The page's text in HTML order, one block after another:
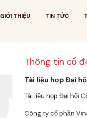
GIỚI THIỆU TIN TỨC
Thông tin cổ
Tài liệu họp Đại
Tài liệu họp Đại hội
Công ty cổ phần